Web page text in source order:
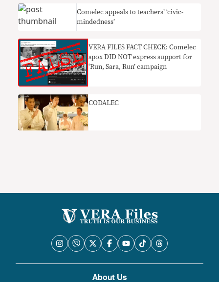
Comelec appeals to teachers’ ‘civic-
mindedness’
VERA FILES FACT CHECK: Comelec
spox DID NOT express support for
‘Run, Sara, Run’ campaign
CODALEC
About Us